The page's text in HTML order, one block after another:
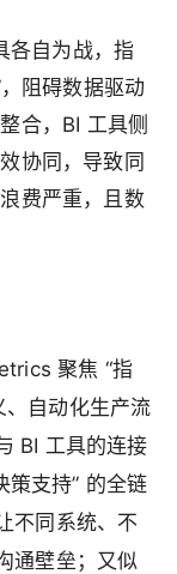
各自为战，指
阻碍数据驱动
合，BI 工具侧
协同，导致同
费严重，且数
聚焦 “指
、自动化生产流
BI 工具的连接
策支持” 的全链
不同系统、不
通壁垒；又似